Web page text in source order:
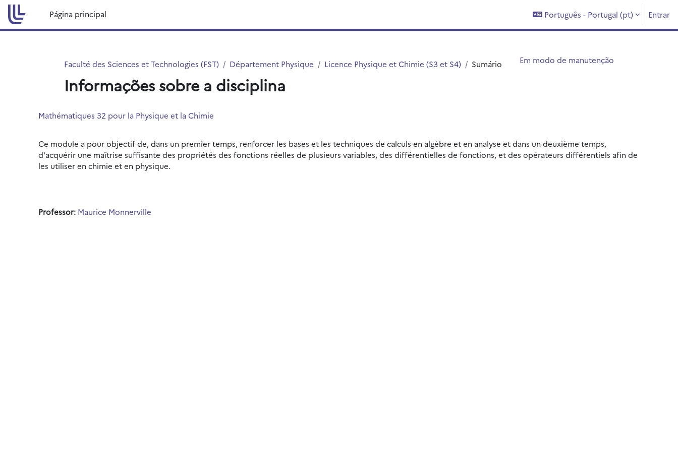
Ir para o conteúdo principal
Página principal
Português - Portugal ‎(pt)‎ Entrar
Faculté des Sciences et Technologies (FST) Département Physique Licence Physique et Chimie (S3 et S4) Sumário Em modo de manutenção
Informações sobre a disciplina
Mathématiques 32 pour la Physique et la Chimie
Ce module a pour objectif de, dans un premier temps, renforcer les bases et les techniques de calculs en algèbre et en analyse et dans un deuxième temps,
d'acquérir une maîtrise suffisante des propriétés des fonctions réelles de plusieurs variables, des différentielles de fonctions, et des opérateurs différentiels afin de
les utiliser en chimie et en physique.
Professor: Maurice Monnerville